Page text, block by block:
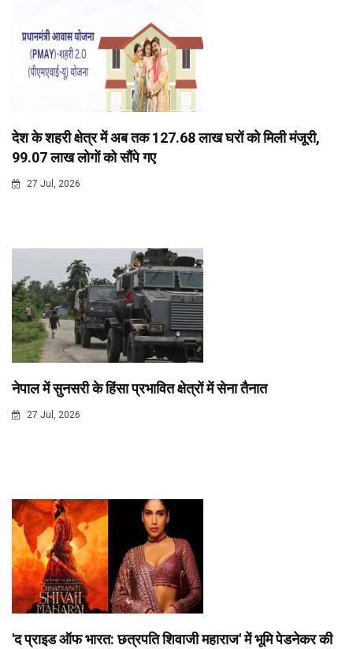
देश के शहरी क्षेत्र में अब तक 127.68 लाख घरों को मिली मंजूरी,
99.07 लाख लोगों को सौंपे गए
27 Jul, 2026
नेपाल में सुनसरी के हिंसा प्रभावित क्षेत्रों में सेना तैनात
27 Jul, 2026
'द प्राइड ऑफ भारत: छत्रपति शिवाजी महाराज' में भूमि पेडनेकर की